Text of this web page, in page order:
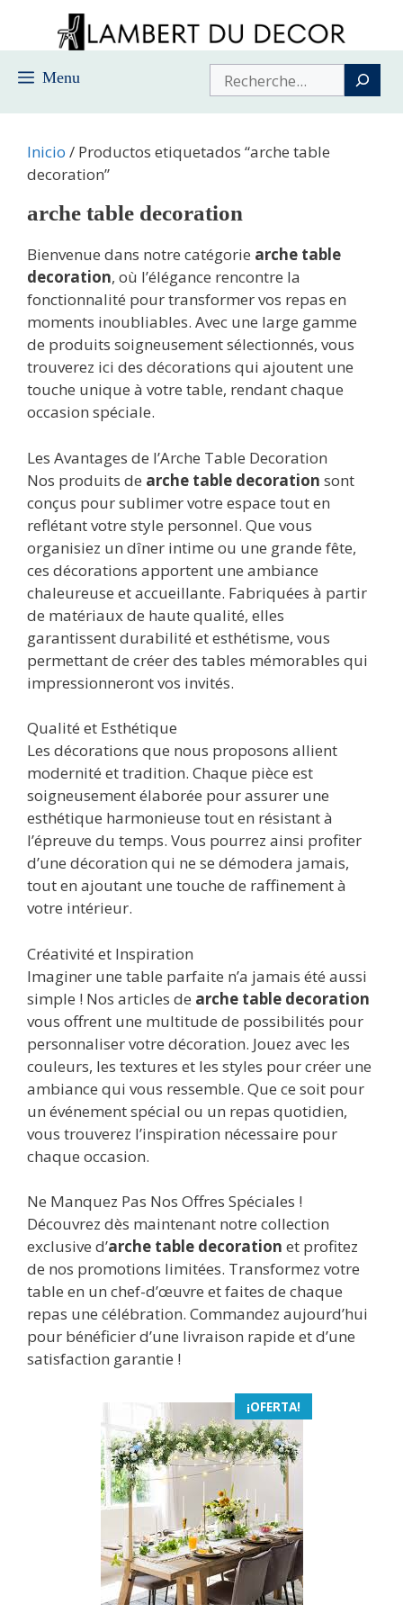
contenido
Menu Buscar
Inicio / Productos etiquetados “arche table
decoration”
arche table decoration
Bienvenue dans notre catégorie arche table
decoration, où l’élégance rencontre la
fonctionnalité pour transformer vos repas en
moments inoubliables. Avec une large gamme
de produits soigneusement sélectionnés, vous
trouverez ici des décorations qui ajoutent une
touche unique à votre table, rendant chaque
occasion spéciale.
Les Avantages de l’Arche Table Decoration
Nos produits de arche table decoration sont
conçus pour sublimer votre espace tout en
reflétant votre style personnel. Que vous
organisiez un dîner intime ou une grande fête,
ces décorations apportent une ambiance
chaleureuse et accueillante. Fabriquées à partir
de matériaux de haute qualité, elles
garantissent durabilité et esthétisme, vous
permettant de créer des tables mémorables qui
impressionneront vos invités.
Qualité et Esthétique
Les décorations que nous proposons allient
modernité et tradition. Chaque pièce est
soigneusement élaborée pour assurer une
esthétique harmonieuse tout en résistant à
l’épreuve du temps. Vous pourrez ainsi profiter
d’une décoration qui ne se démodera jamais,
tout en ajoutant une touche de raffinement à
votre intérieur.
Créativité et Inspiration
Imaginer une table parfaite n’a jamais été aussi
simple ! Nos articles de arche table decoration
vous offrent une multitude de possibilités pour
personnaliser votre décoration. Jouez avec les
couleurs, les textures et les styles pour créer une
ambiance qui vous ressemble. Que ce soit pour
un événement spécial ou un repas quotidien,
vous trouverez l’inspiration nécessaire pour
chaque occasion.
Ne Manquez Pas Nos Offres Spéciales !
Découvrez dès maintenant notre collection
exclusive d’arche table decoration et profitez
de nos promotions limitées. Transformez votre
table en un chef-d’œuvre et faites de chaque
repas une célébration. Commandez aujourd’hui
pour bénéficier d’une livraison rapide et d’une
satisfaction garantie !
¡OFERTA!